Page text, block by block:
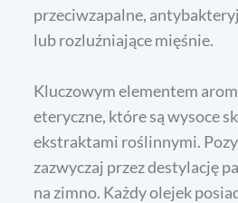
przeciwzapalne,
lub rozluźniające mięśnie.
Kluczowym elementem
eteryczne, które są wysoce
ekstraktami roślinnymi.
zazwyczaj przez destylację
na zimno. Każdy olejek